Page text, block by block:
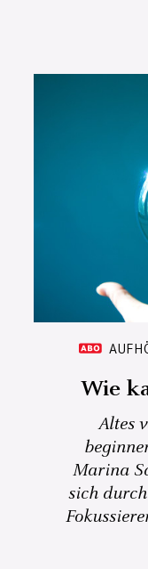
Wie
Altes
Marina
sich